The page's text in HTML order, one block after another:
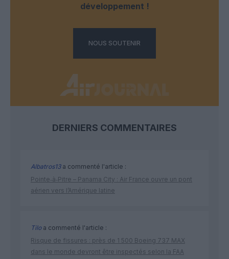
développement !
NOUS SOUTENIR
DERNIERS COMMENTAIRES
Albatros13a commenté l'article :
Pointe‑à‑Pitre – Panama City : Air France ouvre un pont
aérien vers l’Amérique latine
Tiloa commenté l'article :
Risque de fissures : près de 1 500 Boeing 737 MAX
dans le monde devront être inspectés selon la FAA